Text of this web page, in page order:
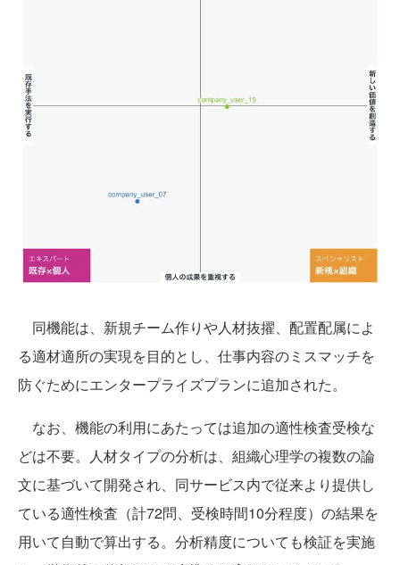
同機能は、新規チーム作りや人材抜擢、配置配属によ
る適材適所の実現を目的とし、仕事内容のミスマッチを
防ぐためにエンタープライズプランに追加された。
なお、機能の利用にあたっては追加の適性検査受検な
どは不要。人材タイプの分析は、組織心理学の複数の論
文に基づいて開発され、同サービス内で従来より提供し
ている適性検査（計72問、受検時間10分程度）の結果を
用いて自動で算出する。分析精度についても検証を実施